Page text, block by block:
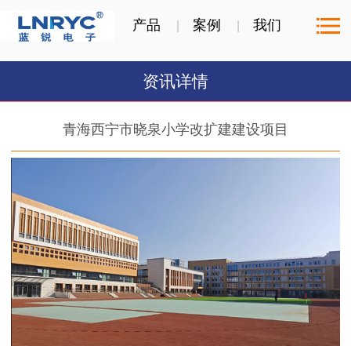
产品 案例 我们
资讯详情
青海西宁市晓泉小学改扩建建设项目